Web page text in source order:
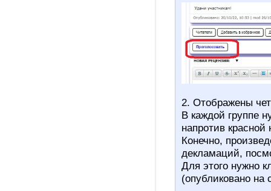
2. Отображены
В каждой группе
напротив
Конечно,
декламаций,
Для этого нужно
(опубликовано на